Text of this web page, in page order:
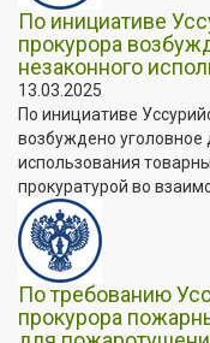
По инициативе
прокурора
незаконного
13.03.2025
По инициативе
возбуждено уголовное
использования
прокуратурой во
По требованию
прокурора